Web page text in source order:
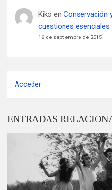
Kiko en Conservación
cuestiones esenciales
16 de septiembre de 2015
Acceder
ENTRADAS